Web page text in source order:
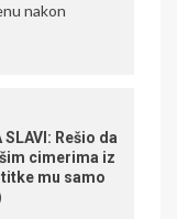
nakon
SLAVI: Rešio da
cimerima iz
mu samo